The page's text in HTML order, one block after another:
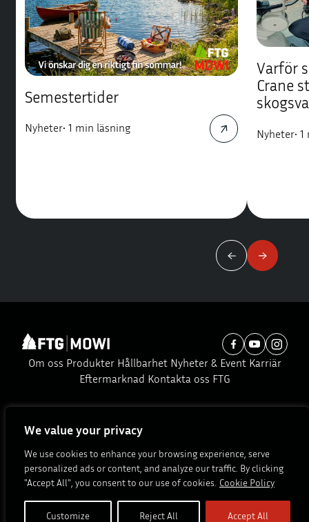
We value your privacy
We use cookies to enhance your browsing experience, serve
personalized ads or content, and analyze our traffic. By clicking
"Accept All", you consent to our use of cookies. Cookie Policy
Customize Reject All Accept All
Semestertider
Nyheter• 1 min läsning
Varför
Crane
Nyheter• 1
Om oss Produkter Hållbarhet Nyheter & Event Karriär
Eftermarknad Kontakta oss FTG
© Copyright 2026. All rights reserved.